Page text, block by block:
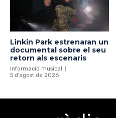
Linkin Park estrenaran un
documental sobre el seu
retorn als escenaris
Informació musical
5 d'agost de 2026